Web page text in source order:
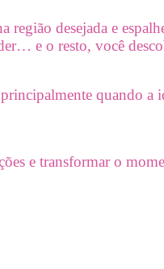
região desejada e
e o resto, você
quando a
e transformar o